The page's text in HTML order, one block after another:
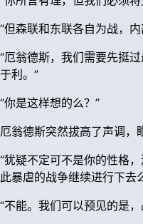
“但森联和东联各自为战，
“厄翁德斯，我们需要先挺
于利。”
“你是这样想的么？”
厄翁德斯突然拔高了声调，
“犹疑不定可不是你的性格
此暴虐的战争继续进行下去
“不能。我们可以预见的是